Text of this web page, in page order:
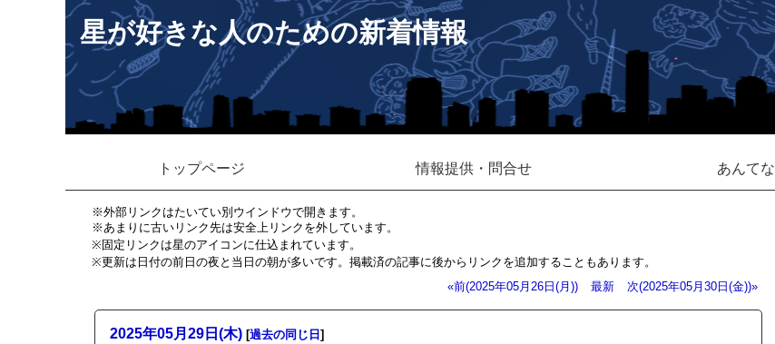
星が好きな人のための新着情報
トップページ 情報提供・問合せ あんてな
※外部リンクはたいてい別ウインドウで開きます。
※あまりに古いリンク先は安全上リンクを外しています。
※固定リンクは星のアイコンに仕込まれています。
※更新は日付の前日の夜と当日の朝が多いです。掲載済の記事に後からリンクを追加することもあります。
«前(2025年05月26日(月))
最新 次(2025年05月30日(金))»
2025年05月29日(木) [過去の同じ日 ]